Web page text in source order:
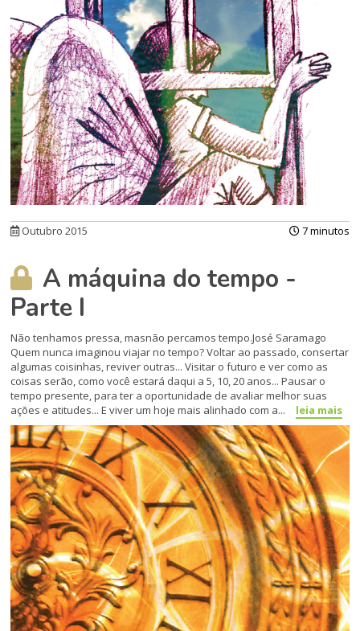
Outubro 2015 7 minutos
A máquina do tempo -
Parte I
Não tenhamos pressa, masnão percamos tempo.José Saramago
Quem nunca imaginou viajar no tempo? Voltar ao passado, consertar
algumas coisinhas, reviver outras... Visitar o futuro e ver como as
coisas serão, como você estará daqui a 5, 10, 20 anos... Pausar o
tempo presente, para ter a oportunidade de avaliar melhor suas
ações e atitudes... E viver um hoje mais alinhado com a...
leia mais